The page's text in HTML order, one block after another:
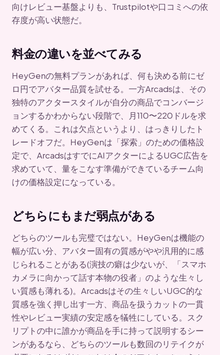
向けレビュー基盤よりも、Trustpilotや口コミへの依
存度が高い状態だ。
料金の違いを並べてみる
HeyGenの無料プランがあれば、何も決める前にゼ
ロ円でアバター品質を試せる。一方Arcadsは、その
独特のアクタースタイルが自分の商品でコンバージ
ョンするかわからない段階で、月110〜220ドルを求
めてくる。これは欠点というより、はっきりしたト
レードオフだ。HeyGenは「探索」のための価格設
定で、ArcadsはすでにAIアクターによるUGC広告を
求めていて、量をこなす準備ができているチーム向
けの価格設定になっている。
どちらにもまだ弱点がある
どちらのツールも完璧ではない。HeyGenは機能の
幅が広い分、アバター固有の質感がやや汎用的に感
じられることがある(演技の癖は少ないが、「スマホ
カメラに向かって話す本物の役者」のような生々し
い質感も薄れる)。Arcadsはその生々しいUGC的な
質感を強く押し出す一方、商品を扱うカットの一貫
性やレビュー実績の安定感を犠牲にしている。スク
リプトの中に誰かが商品を手に持って説明するシー
ンがあるなら、どちらのツールも数回のリテイクが